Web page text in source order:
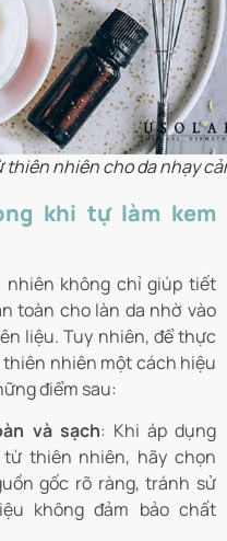
thiên nhiên cho da nhạy
khi tự làm kem
không chỉ giúp tiết
toàn cho làn da nhờ vào
liệu. Tuy nhiên, để thực
nhiên một cách hiệu
điểm sau:
và sạch: Khi áp dụng
thiên nhiên, hãy chọn
gốc rõ ràng, tránh sử
không đảm bảo chất